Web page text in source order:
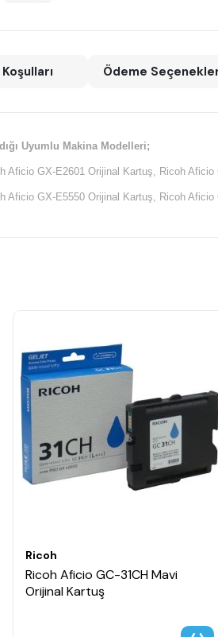
Ödeme
Uyumlu Makina Modelleri;
Aficio GX-E2601 Orijinal Kartuş, Ricoh
Aficio GX-E5550 Orijinal Kartuş, Ricoh
Ricoh
Ricoh Aficio GC-31CH Mavi
Orijinal Kartuş